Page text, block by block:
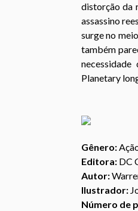
distorção da
assassino
surge no
também
Planetary
Gênero:
Editora:DC
Autor:
Ilustrador:
Número de